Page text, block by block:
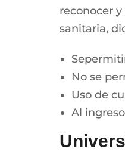
reconocer
sanitaria,
No se
Uso de
Al